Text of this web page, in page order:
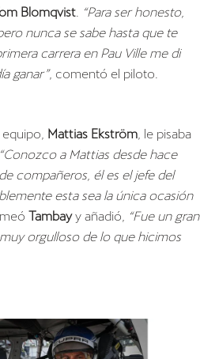
Blomqvist. “Para ser honesto,
nunca se sabe hasta que te
carrera en Pau Ville me di
ganar”, comentó el piloto.
Mattias Ekström, le pisaba
“Conozco a Mattias desde hace
compañeros, él es el jefe del
esta sea la única ocasión
Tambayy añadió, “Fue un gran
orgulloso de lo que hicimos